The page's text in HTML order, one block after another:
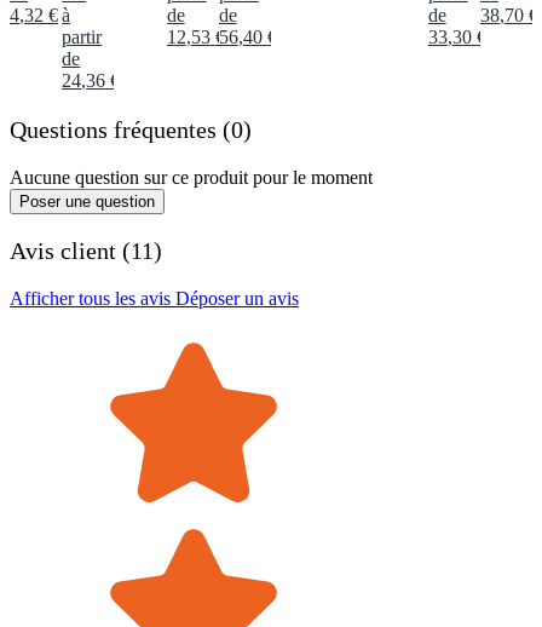
4,32 €à
partir
de
24,36 €
de
12,53 €
de
56,40 €
de
33,30 €
38,70 €
Questions fréquentes (0)
Aucune question sur ce produit pour le moment
Poser une question
Avis client (11)
Afficher tous les avis Déposer un avis